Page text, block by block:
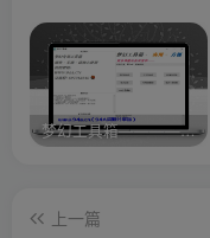
梦幻工具箱————-免费
上一篇